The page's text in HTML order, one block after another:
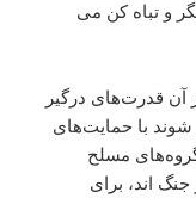
و تباه کن می
آن قدرت‌های درگیر
شوند با حمایت‌های
گروه‌های مسلح
اند، برای